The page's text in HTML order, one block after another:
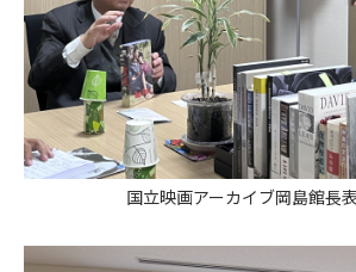
国立映画アーカイブ岡島館長